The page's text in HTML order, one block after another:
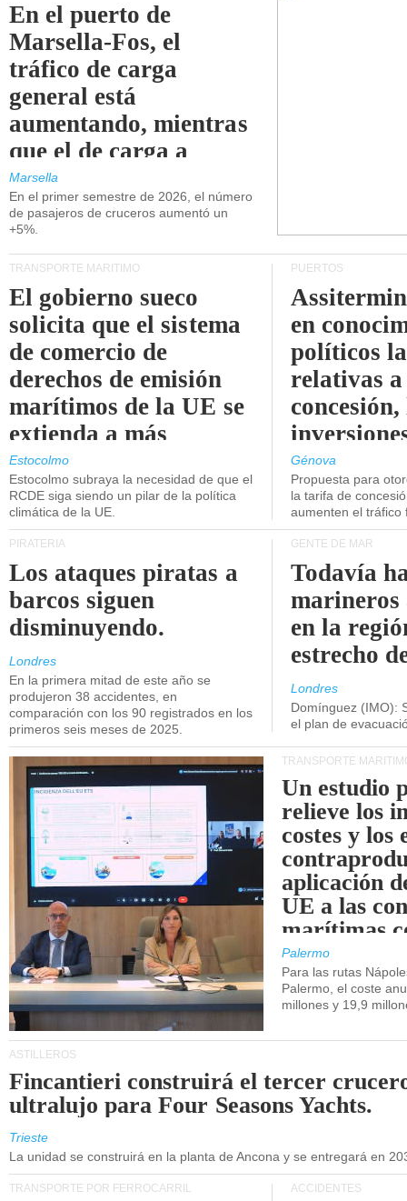
En el puerto de
Marsella-Fos, el
tráfico de carga
general está
aumentando, mientras
que el de carga a
granel está
disminuyendo.
Marsella
En el primer semestre de 2026, el número
de pasajeros de cruceros aumentó un
+5%.
TRANSPORTE MARÍTIMO
El gobierno sueco
solicita que el sistema
de comercio de
derechos de emisión
marítimos de la UE se
extienda a más
buques.
Estocolmo
Estocolmo subraya la necesidad de que el
RCDE siga siendo un pilar de la política
climática de la UE.
PUERTOS
en
políticos
relativas a
concesión,
Génova
Propuesta para
la tarifa de
aumenten el tráfico
PIRATERÍA
Los ataques piratas a
barcos siguen
disminuyendo.
Londres
En la primera mitad de este año se
produjeron 38 accidentes, en
comparación con los 90 registrados en los
primeros seis meses de 2025.
GENTE DE MAR
Todavía
marineros
en la
estrecho
Londres
Domínguez (IMO):
el plan de
TRANSPORTE
Un estudio
relieve los
costes y los
aplicación
UE a las
marítimas
de Sicilia.
Palermo
Para las rutas
Palermo, el coste
millones y 19,9
ASTILLEROS
Fincantieri construirá el tercer
ultralujo para Four Seasons Yachts.
Trieste
La unidad se construirá en la planta de Ancona y se entregará en
TRANSPORTE POR FERROCARRIL ACCIDENTES